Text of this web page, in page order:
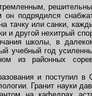
он подрядился
тачку или санки,
другой нехитрый
школы, в
учебный год
из районных
и поступил в
Гранит науки